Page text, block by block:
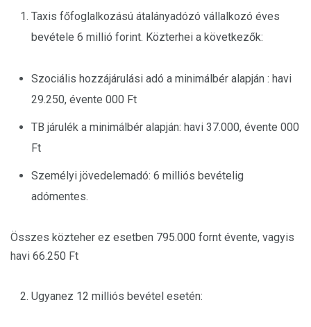
Taxis főfoglalkozású átalányadózó vállalkozó éves
bevétele 6 millió forint. Közterhei a következők:
Szociális hozzájárulási adó a minimálbér alapján : havi
29.250, évente 000 Ft
TB járulék a minimálbér alapján: havi 37.000, évente 000
Ft
Személyi jövedelemadó: 6 milliós bevételig
adómentes.
Összes közteher ez esetben 795.000 fornt évente, vagyis
havi 66.250 Ft
Ugyanez 12 milliós bevétel esetén: